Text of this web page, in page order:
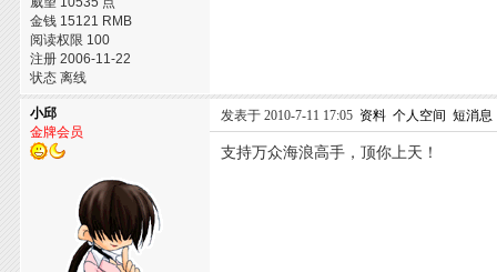
金钱 15121 RMB
阅读权限 100
注册 2006-11-22
状态 离线
小邱
金牌会员
发表于 2010-7-11 17:05 资料 个人空间 短消息
支持万众海浪高手，顶你上天！